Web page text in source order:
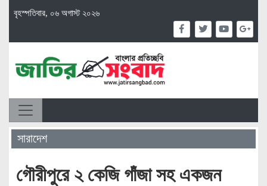
বৃহস্পতিবার, ০৬ অগাস্ট ২০২৬
সারাদেশ
গৌরীপুরে ২ কেজি গাঁজা সহ একজন